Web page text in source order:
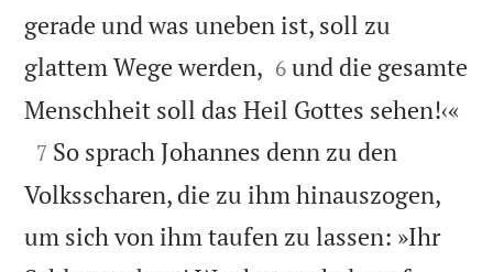
gerade und was uneben ist, soll zu
glattem Wege werden, 

6 und die gesamte
Menschheit soll das Heil Gottes sehen!‹«

7 So sprach Johannes denn zu den
Volksscharen, die zu ihm hinauszogen,
um sich von ihm taufen zu lassen: »Ihr